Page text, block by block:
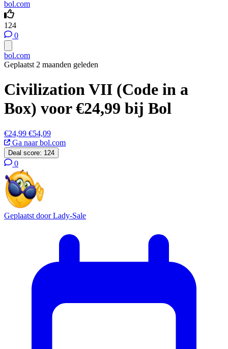
bol.com
124
0
bol.com
Geplaatst 2 maanden geleden
Civilization VII (Code in a
Box) voor €24,99 bij Bol
€24,99 €54,09
Ga naar bol.com
Deal score: 124
0
Geplaatst doorLady-Sale